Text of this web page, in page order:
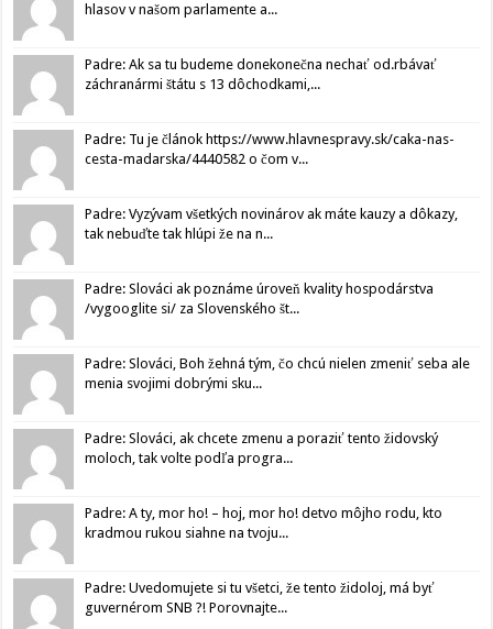
hlasov v našom parlamente a...
Padre: Ak sa tu budeme donekonečna nechať od.rbávať
záchranármi štátu s 13 dôchodkami,...
Padre: Tu je článok https://www.hlavnespravy.sk/caka-nas-
cesta-madarska/4440582 o čom v...
Padre: Vyzývam všetkých novinárov ak máte kauzy a dôkazy,
tak nebuďte tak hlúpi že na n...
Padre: Slováci ak poznáme úroveň kvality hospodárstva
/vygooglite si/ za Slovenského št...
Padre: Slováci, Boh žehná tým, čo chcú nielen zmeniť seba ale
menia svojimi dobrými sku...
Padre: Slováci, ak chcete zmenu a poraziť tento židovský
moloch, tak volte podľa progra...
Padre: A ty, mor ho! – hoj, mor ho! detvo môjho rodu, kto
kradmou rukou siahne na tvoju...
Padre: Uvedomujete si tu všetci, že tento židoloj, má byť
guvernérom SNB ?! Porovnajte...